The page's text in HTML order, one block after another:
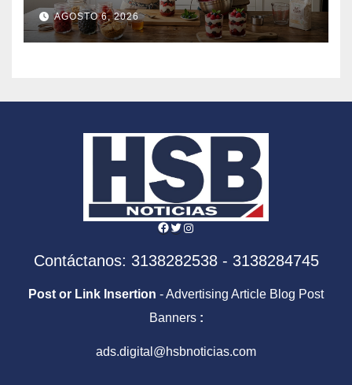
postres fáciles en obras de
arte
AGOSTO 6, 2026
Facebook
Twitter
Instagram
Contáctanos: 3138282538 - 3138284745
Post or Link Insertion - Advertising Article Blog Post
Banners :
ads.digital@hsbnoticias.com